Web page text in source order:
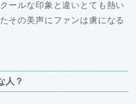
ールな印象と違いとても熱い
その美声にファンは虜になる
人？